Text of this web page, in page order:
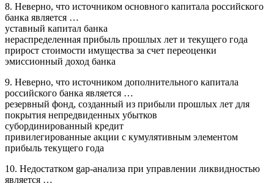
8. Неверно, что источником основного капитала российского
банка является …
уставный капитал банка
нераспределенная прибыль прошлых лет и текущего года
прирост стоимости имущества за счет переоценки
эмиссионный доход банка
9. Неверно, что источником дополнительного капитала
российского банка является …
резервный фонд, созданный из прибыли прошлых лет для
покрытия непредвиденных убытков
субординированный кредит
привилегированные акции с кумулятивным элементом
прибыль текущего года
10. Недостатком gap-анализа при управлении ликвидностью
является …